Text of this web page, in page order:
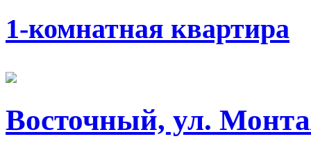
1-комнатная квартира
Восточный, ул.